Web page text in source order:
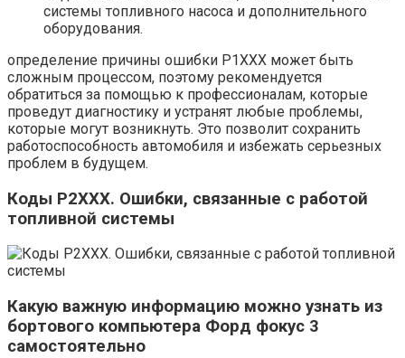
системы топливного насоса и дополнительного
оборудования.
определение причины ошибки P1XXX может быть
сложным процессом, поэтому рекомендуется
обратиться за помощью к профессионалам, которые
проведут диагностику и устранят любые проблемы,
которые могут возникнуть. Это позволит сохранить
работоспособность автомобиля и избежать серьезных
проблем в будущем.
Коды P2XXX. Ошибки, связанные с работой
топливной системы
Какую важную информацию можно узнать из
бортового компьютера Форд фокус 3
самостоятельно